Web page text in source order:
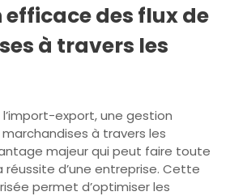
efficace des flux de
à travers les
export, une gestion
à travers les
majeur qui peut faire toute
d’une entreprise. Cette
permet d’optimiser les